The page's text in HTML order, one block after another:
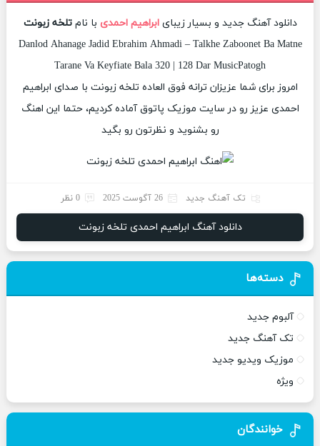
دانلود آهنگ جدید و بسیار زیبایابراهیم احمدی با نامتلخه زبونت
Danlod Ahanage Jadid Ebrahim Ahmadi – Talkhe Zaboonet Ba Matne
Tarane Va Keyfiate Bala 320 | 128 Dar MusicPatogh
امروز برای شما عزیزان ترانه فوق العاده تلخه زبونت با صدای ابراهیم
احمدی عزیز رو در سایت موزیک پاتوق آماده کردیم، حتما این اهنگ
رو بشنوید و نظرتون رو بگید
تک آهنگ جدید 26 آگوست 2025 0 نظر
دانلود آهنگ ابراهیم احمدی تلخه زبونت
دسته‌ها
آلبوم جدید
تک آهنگ جدید
موزیک ویدیو جدید
ویژه
خوانندگان